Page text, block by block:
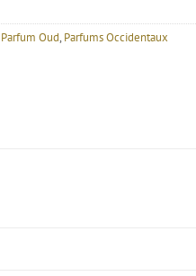
Parfum Oud, Parfums Occidentaux